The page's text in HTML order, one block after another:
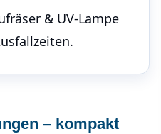
& UV-Lampe
– kompakt